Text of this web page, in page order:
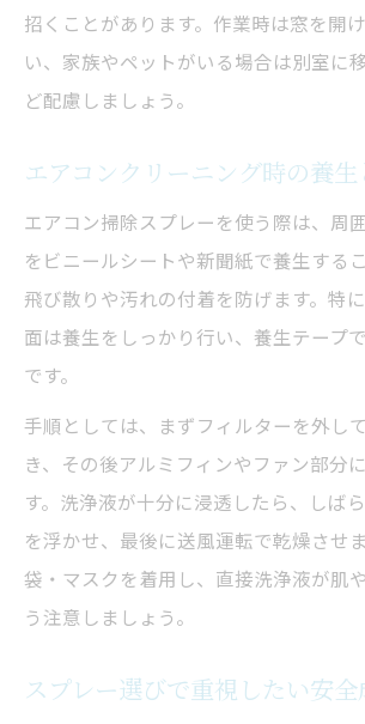
招くことがあります。作業時は窓を開
い、家族やペットがいる場合は別室に
ど配慮しましょう。
エアコンクリーニング時の養
エアコン掃除スプレーを使う際は、周
をビニールシートや新聞紙で養生する
飛び散りや汚れの付着を防げます。特
面は養生をしっかり行い、養生テープ
です。
手順としては、まずフィルターを外し
き、その後アルミフィンやファン部分
す。洗浄液が十分に浸透したら、しば
を浮かせ、最後に送風運転で乾燥させ
袋・マスクを着用し、直接洗浄液が肌
う注意しましょう。
スプレー選びで重視したい安